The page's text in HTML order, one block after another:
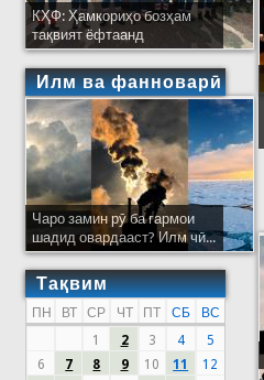
КҲФ: Ҳамкориҳо бозҳам
тақвият ёфтаанд
Илм ва фанноварӣ
Чаро замин рӯ ба гармои
шадид овардааст? Илм чӣ...
Тақвим
ПН ВТ СР ЧТ ПТ СБ
ВС
1
2 3 4
5
6
7 8 9 10 11
12